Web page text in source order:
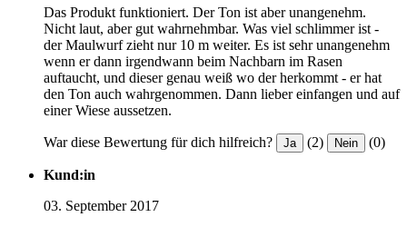
Das Produkt funktioniert. Der Ton ist aber unangenehm.
Nicht laut, aber gut wahrnehmbar. Was viel schlimmer ist -
der Maulwurf zieht nur 10 m weiter. Es ist sehr unangenehm
wenn er dann irgendwann beim Nachbarn im Rasen
auftaucht, und dieser genau weiß wo der herkommt - er hat
den Ton auch wahrgenommen. Dann lieber einfangen und auf
einer Wiese aussetzen.
War diese Bewertung für dich hilfreich? Ja (2) Nein (0)
Kund:in
03. September 2017